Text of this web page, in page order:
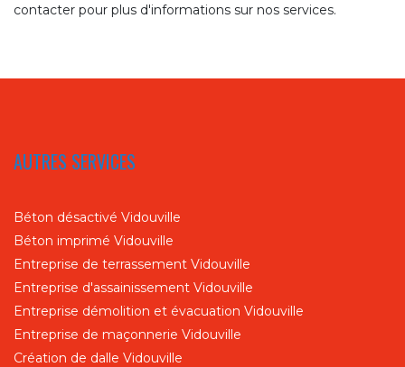
contacter pour plus d'informations sur nos services.
AUTRES SERVICES
Béton désactivé Vidouville
Béton imprimé Vidouville
Entreprise de terrassement Vidouville
Entreprise d'assainissement Vidouville
Entreprise démolition et évacuation Vidouville
Entreprise de maçonnerie Vidouville
Création de dalle Vidouville